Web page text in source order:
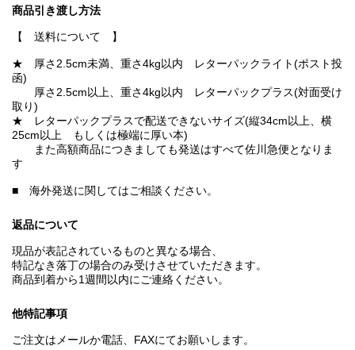
商品引き渡し方法
【 送料について 】
★ 厚さ2.5cm未満、重さ4kg以内 レターパックライト(ポスト投
函)
厚さ2.5cm以上、重さ4kg以内 レターパックプラス(対面受け
取り)
★ レターパックプラスで配送できないサイズ(縦34cm以上、横
25cm以上 もしくは極端に厚い本)
また高額商品につきましても発送はすべて佐川急便となりま
す
■ 海外発送に関してはご相談ください。
返品について
現品が表記されているものと異なる場合、
特記なき落丁の場合のみ受けさせていただきます。
商品到着から1週間以内にご連絡ください。
他特記事項
ご注文はメールか電話、FAXにてお願いします。